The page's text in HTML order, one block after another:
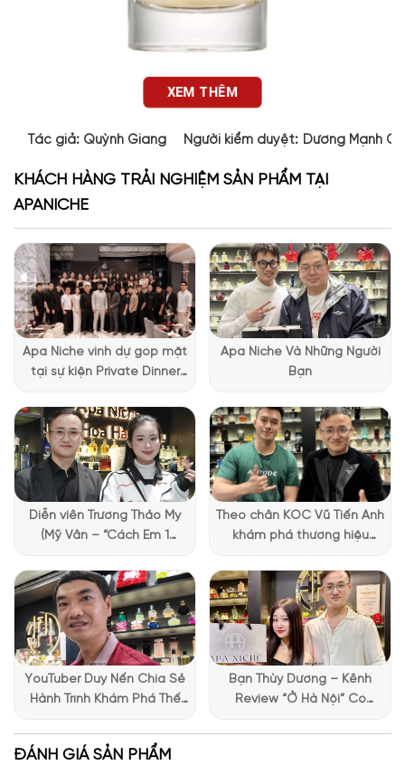
Thiết kế chai nước hoa Authentic Moment Woman
EDP
Abercrombie & Fitch
Chai nước hoa Authentic Moment Woman được thiết kế với
tinh cao cấp và bền bỉ, độ dày lớn khiến cảm giác chai chắc
nịch. Ngược lại, thiết kế tròn trịa, kèm nắp chai màu be nhẹ
nhàng, đủ thấy sự tinh tế và nữ tính trong đó. Một sự đơn giản
nhưng chắc chắn, sang trọng, quý phái là những gì thể hiện
được bên ngoài của chai nước hoa này.
XEM THÊM
Tác giả: Quỳnh Giang Người kiểm duyệt: Dương Mạnh
KHÁCH HÀNG TRẢI NGHIỆM SẢN PHẨM TẠI
APANICHE
Apa Niche vinh dự góp mặt
tại sự kiện Private Dinner
Vietnam
Apa Niche Và Những Người
Bạn
Diễn viên Trương Thảo My
(Mỹ Vân – “Cách Em 1
chia sẻ trải nghiệm chọn
nước hoa đầy thú vị
Theo chân KOC Vũ Tiến Anh
khám phá thương hiệu
YouTuber Duy Nến Chia Sẻ
Hành Trình Khám Phá Thế
Bạn Thùy Dương – Kênh
Review “Ở Hà Nội” Có
ĐÁNH GIÁ SẢN PHẨM